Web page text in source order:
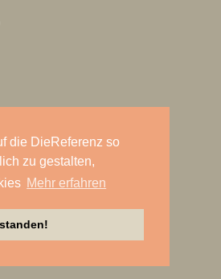
die DieReferenz so
zu gestalten,
Mehr erfahren